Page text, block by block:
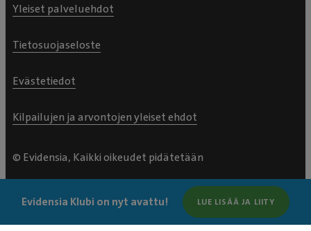
Evidensia Klubi on nyt avattu! LUE LISÄÄ JA LIITY
Yleiset palveluehdot
Tietosuojaseloste
Evästetiedot
Kilpailujen ja arvontojen yleiset ehdot
© Evidensia, Kaikki oikeudet pidätetään